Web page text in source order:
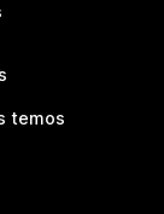
temos